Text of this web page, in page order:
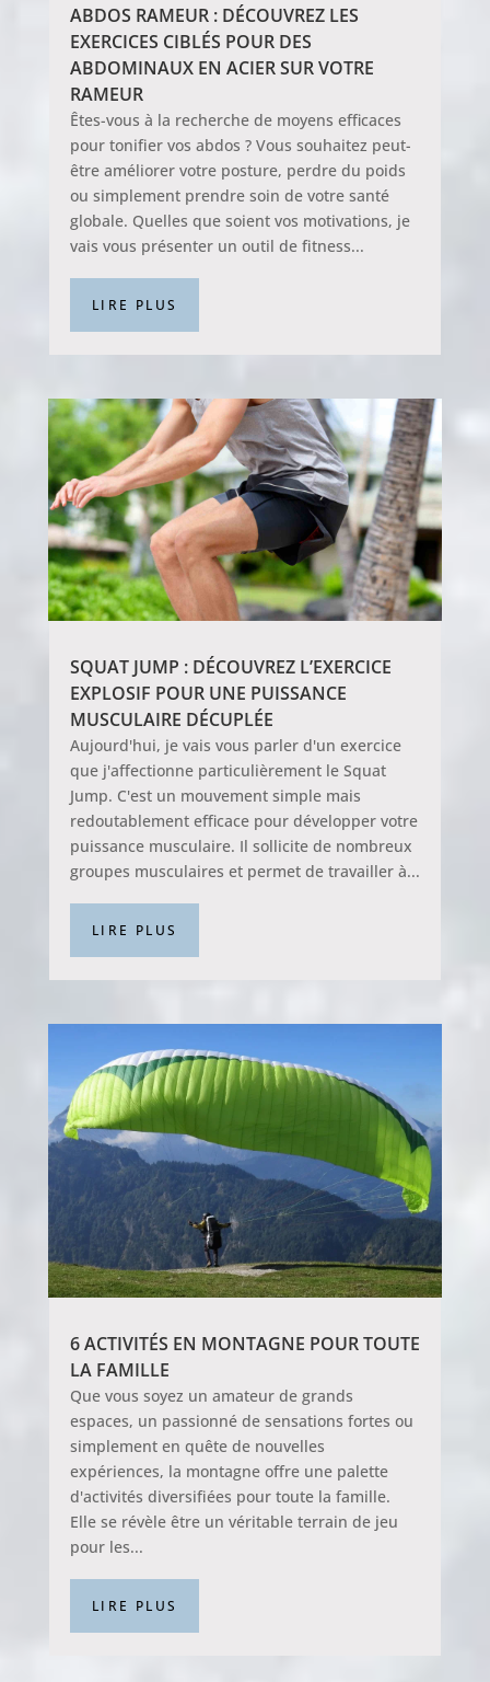
ABDOS RAMEUR : DÉCOUVREZ LES
EXERCICES CIBLÉS POUR DES
ABDOMINAUX EN ACIER SUR VOTRE
RAMEUR
Êtes-vous à la recherche de moyens efficaces
pour tonifier vos abdos ? Vous souhaitez peut-
être améliorer votre posture, perdre du poids
ou simplement prendre soin de votre santé
globale. Quelles que soient vos motivations, je
vais vous présenter un outil de fitness...
LIRE PLUS
SQUAT JUMP : DÉCOUVREZ L’EXERCICE
EXPLOSIF POUR UNE PUISSANCE
MUSCULAIRE DÉCUPLÉE
Aujourd'hui, je vais vous parler d'un exercice
que j'affectionne particulièrement le Squat
Jump. C'est un mouvement simple mais
redoutablement efficace pour développer votre
puissance musculaire. Il sollicite de nombreux
groupes musculaires et permet de travailler à...
LIRE PLUS
6 ACTIVITÉS EN MONTAGNE POUR TOUTE
LA FAMILLE
Que vous soyez un amateur de grands
espaces, un passionné de sensations fortes ou
simplement en quête de nouvelles
expériences, la montagne offre une palette
d'activités diversifiées pour toute la famille.
Elle se révèle être un véritable terrain de jeu
pour les...
LIRE PLUS